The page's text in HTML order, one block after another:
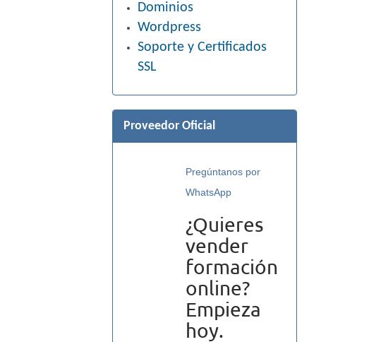
Dominios
Wordpress
Soporte y Certificados
SSL
Proveedor Oficial
Pregúntanos por
WhatsApp
¿Quieres
vender
formación
online?
Empieza
hoy.